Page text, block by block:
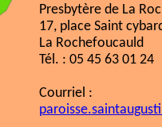
Presbytère de La
17, place Saint
La Rochefoucauld
Tél. : 05 45 63 01 24
Courriel :